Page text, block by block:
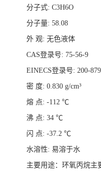
分子式: C3H6O
分子量: 58.08
外 观: 无色液体
CAS登录号: 75-56-9
EINECS登录号: 200-
密 度: 0.830 g/cm³
熔 点: -112 ℃
沸 点: 34 ℃
闪 点: -37.2 ℃
水溶性: 易溶于水
主要用途： 环氧丙烷主